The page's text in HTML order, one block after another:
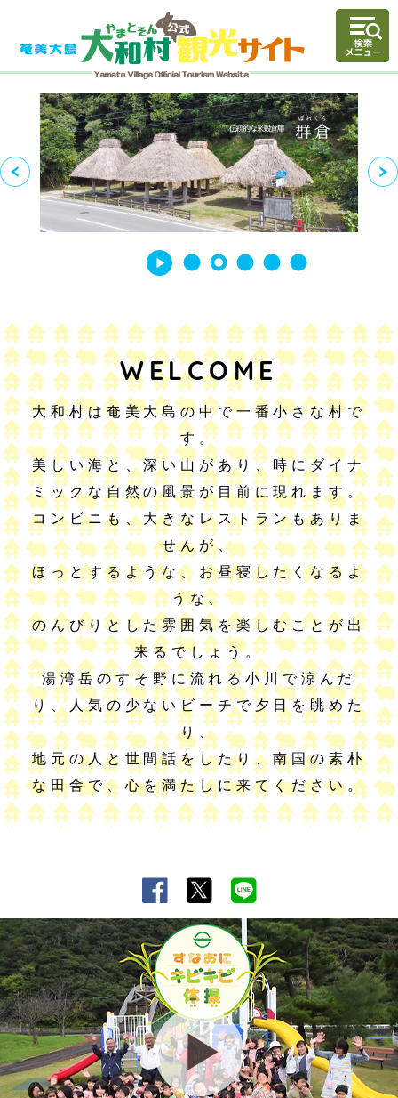
WELCOME
大和村は奄美大島の中で一番小さな村で
す。
美しい海と、深い山があり、時にダイナ
ミックな自然の風景が目前に現れます。
コンビニも、大きなレストランもありま
せんが、
ほっとするような、お昼寝したくなるよ
うな、
のんびりとした雰囲気を楽しむことが出
来るでしょう。
湯湾岳のすそ野に流れる小川で涼んだ
り、人気の少ないビーチで夕日を眺めた
り、
地元の人と世間話をしたり、南国の素朴
な田舎で、心を満たしに来てください。